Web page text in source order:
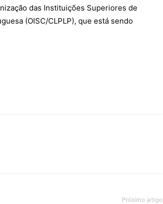
das Instituições Superiores de
(OISC/CLPLP), que está sendo
Próximo artigo